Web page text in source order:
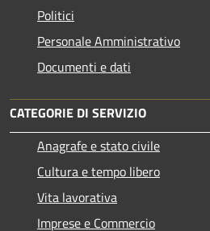
Politici
Personale Amministrativo
Documenti e dati
CATEGORIE DI SERVIZIO
Anagrafe e stato civile
Cultura e tempo libero
Vita lavorativa
Imprese e Commercio